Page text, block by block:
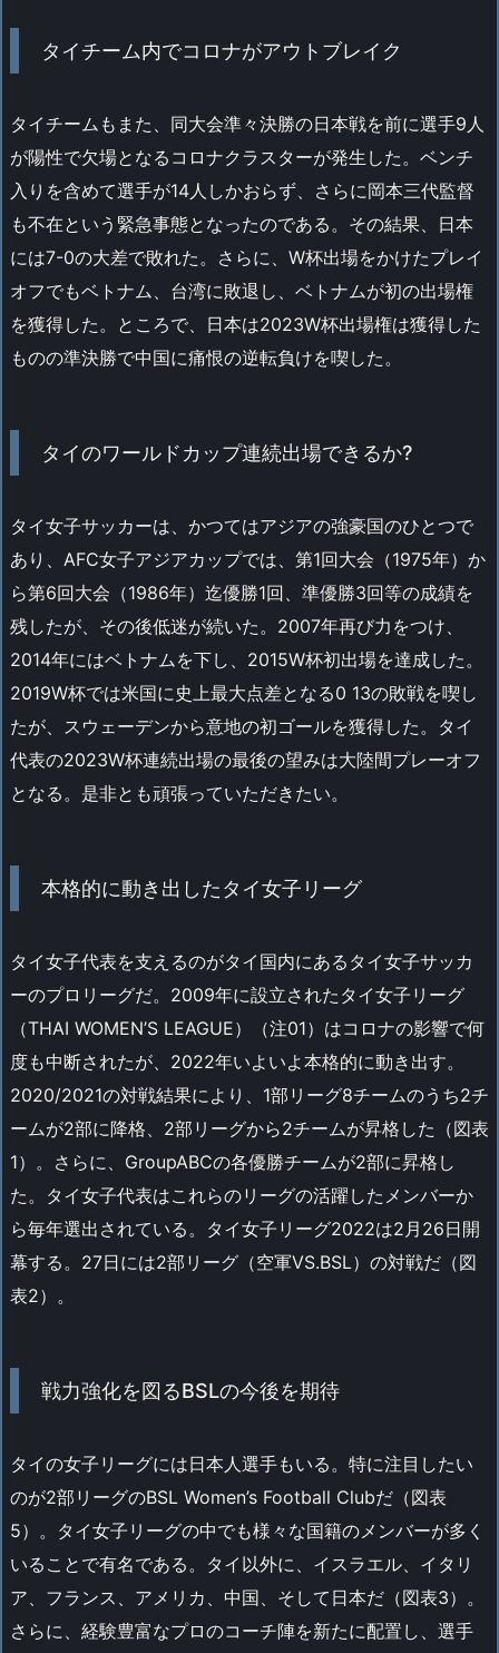
タイチーム内でコロナがアウトブレイク
タイチームもまた、同大会準々決勝の日本戦を前に選手9人
が陽性で欠場となるコロナクラスターが発生した。ベンチ
入りを含めて選手が14人しかおらず、さらに岡本三代監督
も不在という緊急事態となったのである。その結果、日本
には7-0の大差で敗れた。さらに、W杯出場をかけたプレイ
オフでもベトナム、台湾に敗退し、ベトナムが初の出場権
を獲得した。ところで、日本は2023W杯出場権は獲得した
ものの準決勝で中国に痛恨の逆転負けを喫した。
タイのワールドカップ連続出場できるか?
タイ女子サッカーは、かつてはアジアの強豪国のひとつで
あり、AFC女子アジアカップでは、第1回大会（1975年）か
ら第6回大会（1986年）迄優勝1回、準優勝3回等の成績を
残したが、その後低迷が続いた。2007年再び力をつけ、
2014年にはベトナムを下し、2015W杯初出場を達成した。
2019W杯では米国に史上最大点差となる0 13の敗戦を喫し
たが、スウェーデンから意地の初ゴールを獲得した。タイ
代表の2023W杯連続出場の最後の望みは大陸間プレーオフ
となる。是非とも頑張っていただきたい。
本格的に動き出したタイ女子リーグ
タイ女子代表を支えるのがタイ国内にあるタイ女子サッカ
ーのプロリーグだ。2009年に設立されたタイ女子リーグ
（THAI WOMEN’S LEAGUE）（注01）はコロナの影響で何
度も中断されたが、2022年いよいよ本格的に動き出す。
2020/2021の対戦結果により、1部リーグ8チームのうち2チ
ームが2部に降格、2部リーグから2チームが昇格した（図表
1）。さらに、GroupABCの各優勝チームが2部に昇格し
た。タイ女子代表はこれらのリーグの活躍したメンバーか
ら毎年選出されている。タイ女子リーグ2022は2月26日開
幕する。27日には2部リーグ（空軍VS.BSL）の対戦だ（図
表2）。
戦力強化を図るBSLの今後を期待
タイの女子リーグには日本人選手もいる。特に注目したい
のが2部リーグのBSL Women’s Football Clubだ（図表
5）。タイ女子リーグの中でも様々な国籍のメンバーが多く
いることで有名である。タイ以外に、イスラエル、イタリ
ア、フランス、アメリカ、中国、そして日本だ（図表3）。
さらに、経験豊富なプロのコーチ陣を新たに配置し、選手